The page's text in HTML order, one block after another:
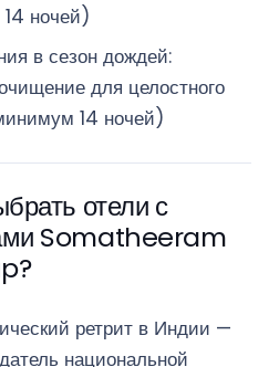
ночей)
в сезон дождей:
для целостного
14 ночей)
отели с
Somatheeram
ретрит в Индии —
национальной